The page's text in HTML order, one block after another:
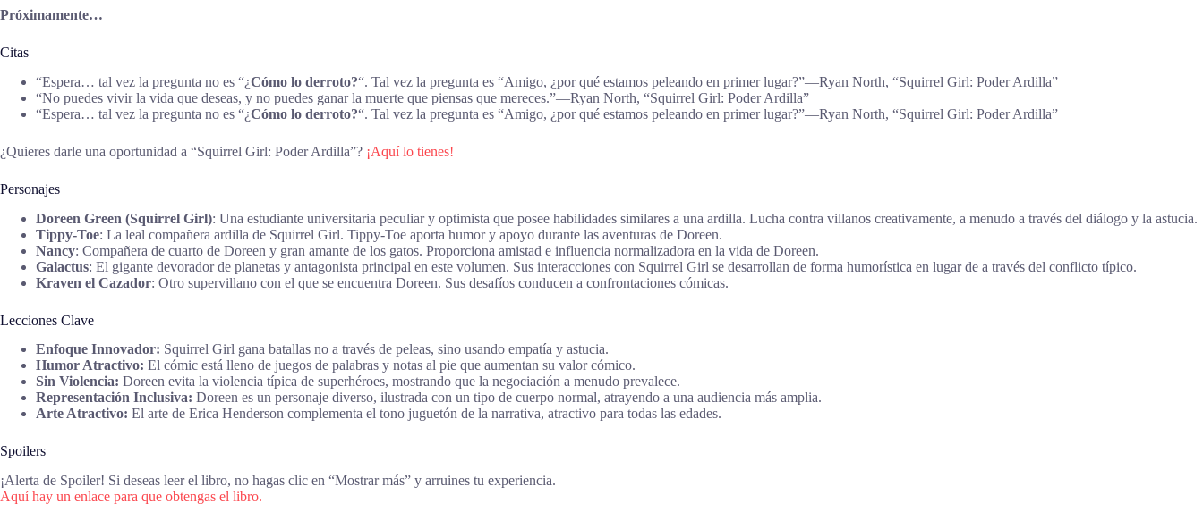
Próximamente…
Citas
“Espera… tal vez la pregunta no es “¿Cómo lo derroto?“. Tal vez la pregunta es “Amigo, ¿por qué estamos peleando en primer lugar?”―Ryan North, “Squirrel Girl: Poder Ardilla”
“No puedes vivir la vida que deseas, y no puedes ganar la muerte que piensas que mereces.”―Ryan North, “Squirrel Girl: Poder Ardilla”
“Espera… tal vez la pregunta no es “¿Cómo lo derroto?“. Tal vez la pregunta es “Amigo, ¿por qué estamos peleando en primer lugar?”―Ryan North, “Squirrel Girl: Poder Ardilla”
¿Quieres darle una oportunidad a “Squirrel Girl: Poder Ardilla”? ¡Aquí lo tienes!
Personajes
Doreen Green (Squirrel Girl): Una estudiante universitaria peculiar y optimista que posee habilidades similares a una ardilla. Lucha contra villanos creativamente, a menudo a través del diálogo y la astucia.
Tippy-Toe: La leal compañera ardilla de Squirrel Girl. Tippy-Toe aporta humor y apoyo durante las aventuras de Doreen.
Nancy: Compañera de cuarto de Doreen y gran amante de los gatos. Proporciona amistad e influencia normalizadora en la vida de Doreen.
Galactus: El gigante devorador de planetas y antagonista principal en este volumen. Sus interacciones con Squirrel Girl se desarrollan de forma humorística en lugar de a través del conflicto típico.
Kraven el Cazador: Otro supervillano con el que se encuentra Doreen. Sus desafíos conducen a confrontaciones cómicas.
Lecciones Clave
Enfoque Innovador: Squirrel Girl gana batallas no a través de peleas, sino usando empatía y astucia.
Humor Atractivo: El cómic está lleno de juegos de palabras y notas al pie que aumentan su valor cómico.
Sin Violencia: Doreen evita la violencia típica de superhéroes, mostrando que la negociación a menudo prevalece.
Representación Inclusiva: Doreen es un personaje diverso, ilustrada con un tipo de cuerpo normal, atrayendo a una audiencia más amplia.
Arte Atractivo: El arte de Erica Henderson complementa el tono juguetón de la narrativa, atractivo para todas las edades.
Spoilers
¡Alerta de Spoiler! Si deseas leer el libro, no hagas clic en “Mostrar más” y arruines tu experiencia.
Aquí hay un enlace para que obtengas el libro.